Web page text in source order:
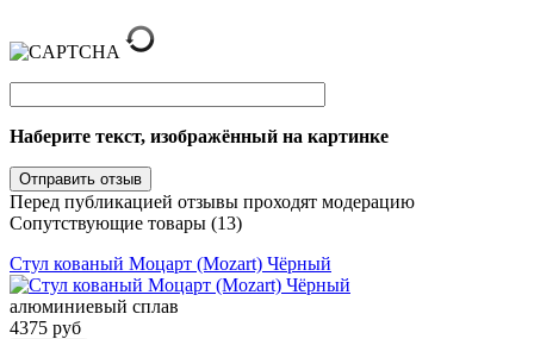
Наберите текст, изображённый на картинке
Перед публикацией отзывы проходят модерацию
Сопутствующие товары (13)
Стул кованый Моцарт (Mozart) Чёрный
алюминиевый сплав
4375 руб